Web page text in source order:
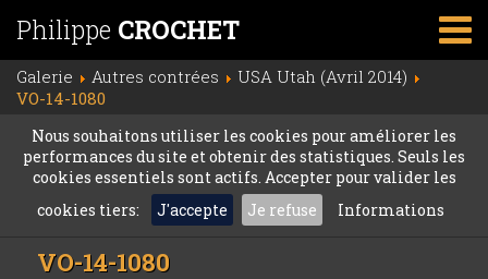
Philippe CROCHET
Galerie Autres contrées
USA Utah (Avril 2014)
VO-14-1080
Nous souhaitons utiliser les cookies pour améliorer les
performances du site et obtenir des statistiques. Seuls les
cookies essentiels sont actifs. Accepter pour valider les
cookies tiers:
J'accepte Je refuse Informations
VO-14-1080